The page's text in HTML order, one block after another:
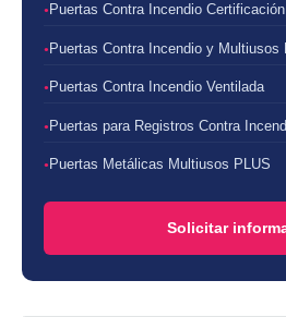
Puertas Contra Incendio
Puertas Contra Incendio y Multiusos
Puertas Contra Incendio Ventilada
Puertas para Registros Contra
Puertas Metálicas Multiusos PLUS
Solicitar